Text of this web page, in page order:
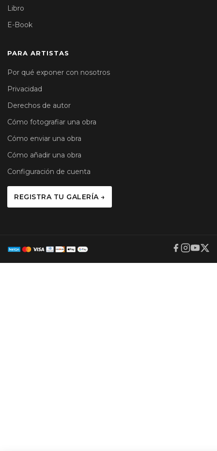
Libro
E-Book
PARA ARTISTAS
Por qué exponer con nosotros
Privacidad
Derechos de autor
Cómo fotografiar una obra
Cómo enviar una obra
Cómo añadir una obra
Configuración de cuenta
REGISTRA TU GALERÍA →